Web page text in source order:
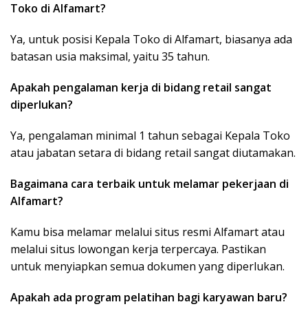
Toko di Alfamart?
Ya, untuk posisi Kepala Toko di Alfamart, biasanya ada
batasan usia maksimal, yaitu 35 tahun.
Apakah pengalaman kerja di bidang retail sangat
diperlukan?
Ya, pengalaman minimal 1 tahun sebagai Kepala Toko
atau jabatan setara di bidang retail sangat diutamakan.
Bagaimana cara terbaik untuk melamar pekerjaan di
Alfamart?
Kamu bisa melamar melalui situs resmi Alfamart atau
melalui situs lowongan kerja terpercaya. Pastikan
untuk menyiapkan semua dokumen yang diperlukan.
Apakah ada program pelatihan bagi karyawan baru?